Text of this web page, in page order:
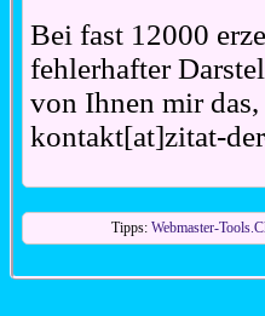
Bei fast 12000
fehlerhafter
von Ihnen mir
kontakt[at]zitat-
Tipps: Webmaster-